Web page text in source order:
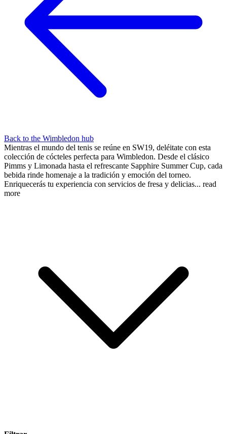
Back to the Wimbledon hub
Mientras el mundo del tenis se reúne en SW19, deléitate con esta
colección de cócteles perfecta para Wimbledon. Desde el clásico
Pimms y Limonada hasta el refrescante Sapphire Summer Cup, cada
bebida rinde homenaje a la tradición y emoción del torneo.
Enriquecerás tu experiencia con servicios de fresa y delicias... read
more